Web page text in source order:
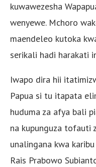
kuwawezesha
wenyewe. Mchoro
maendeleo kutoka
serikali hadi harakati
Iwapo dira hii
Papua si tu itapata
huduma za afya bali
na kupunguza tofauti
unalingana kwa
Rais Prabowo